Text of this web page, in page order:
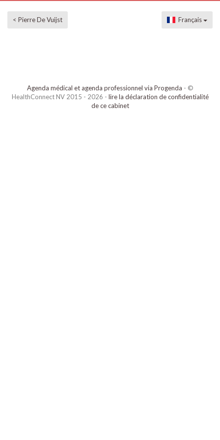
< Pierre De Vuijst Français
Agenda médical et agenda professionnel via Progenda - ©
HealthConnect NV 2015 - 2026 - lire la déclaration de confidentialité
de ce cabinet